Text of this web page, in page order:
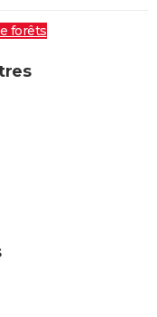
forêts